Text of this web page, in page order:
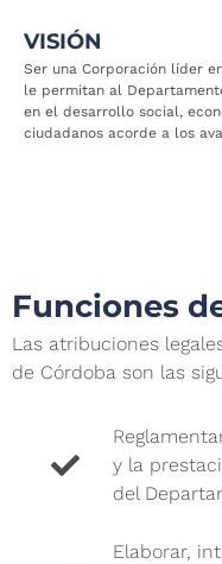
VISIÓN
Ser una Corporación líder
le permitan al
en el desarrollo social,
ciudadanos acorde a los
Funciones
Las atribuciones
de Córdoba son las
y la
del
Elaborar,